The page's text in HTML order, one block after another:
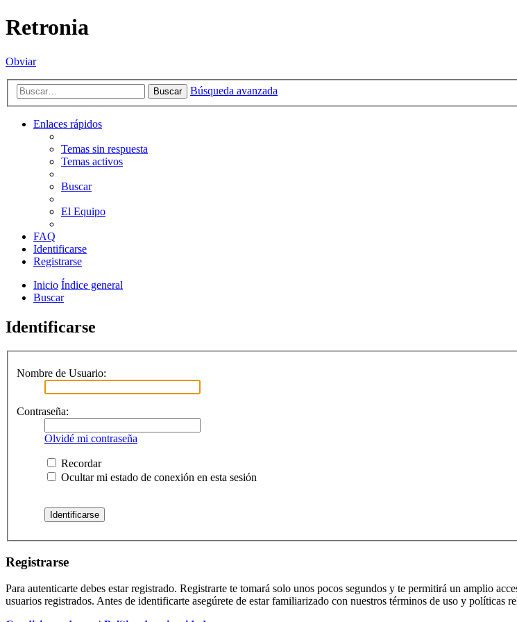
Retronia
Obviar
Buscar Búsqueda avanzada
Enlaces rápidos
Temas sin respuesta
Temas activos
Buscar
El Equipo
FAQ
Identificarse
Registrarse
Inicio Índice general
Buscar
Identificarse
Nombre de Usuario:
Contraseña:
Olvidé mi contraseña
Recordar
Ocultar mi estado de conexión en esta sesión
Registrarse
Para autenticarte debes estar registrado. Registrarte te tomará solo unos pocos segundos y te permitirá un amplio
usuarios registrados. Antes de identificarte asegúrete de estar familiarizado con nuestros términos de uso y políticas